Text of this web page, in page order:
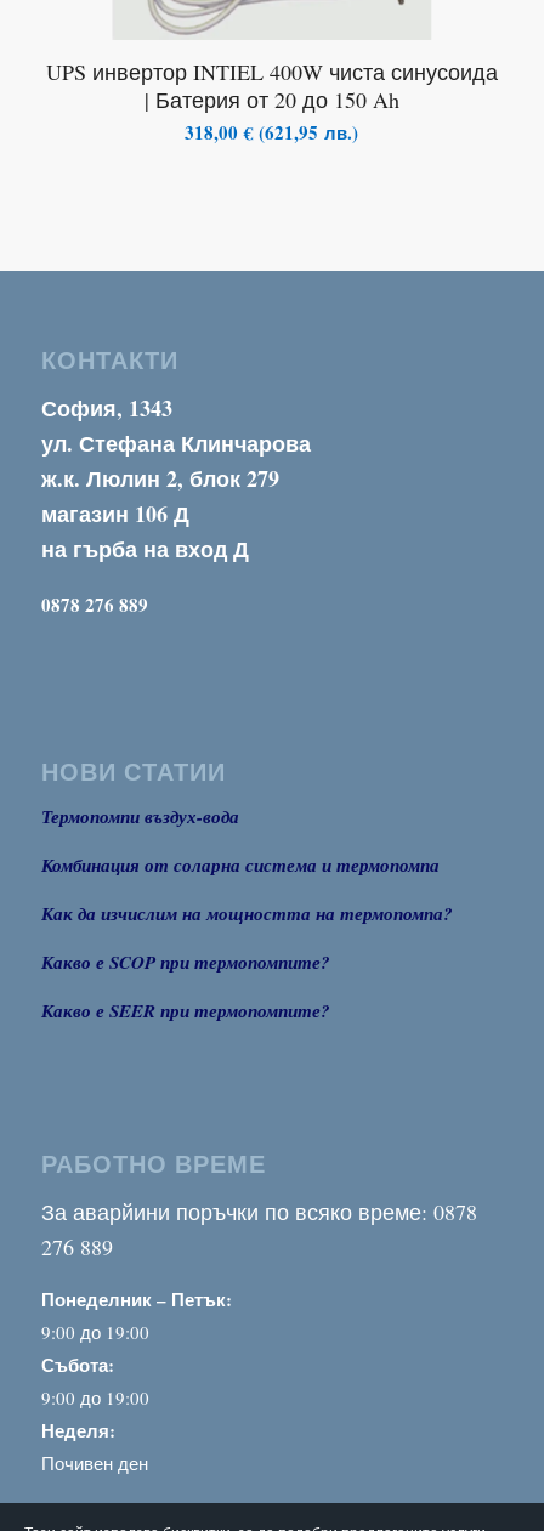
UPS инвертор INTIEL 400W чиста синусоида
| Батерия от 20 до 150 Ah
318,00€ (621,95лв.)
КОНТАКТИ
София, 1343
ул. Стефана Клинчарова
ж.к. Люлин 2, блок 279
магазин 106 Д
на гърба на вход Д
0878 276 889
НОВИ СТАТИИ
Термопомпи въздух-вода
Комбинация от соларна система и термопомпа
Как да изчислим на мощността на термопомпа?
Какво е SCOP при термопомпите?
Какво е SEER при термопомпите?
РАБОТНО ВРЕМЕ
За аварйини поръчки по всяко време: 0878
276 889
Понеделник – Петък:
9:00 до 19:00
Събота:
9:00 до 19:00
Неделя:
Почивен ден